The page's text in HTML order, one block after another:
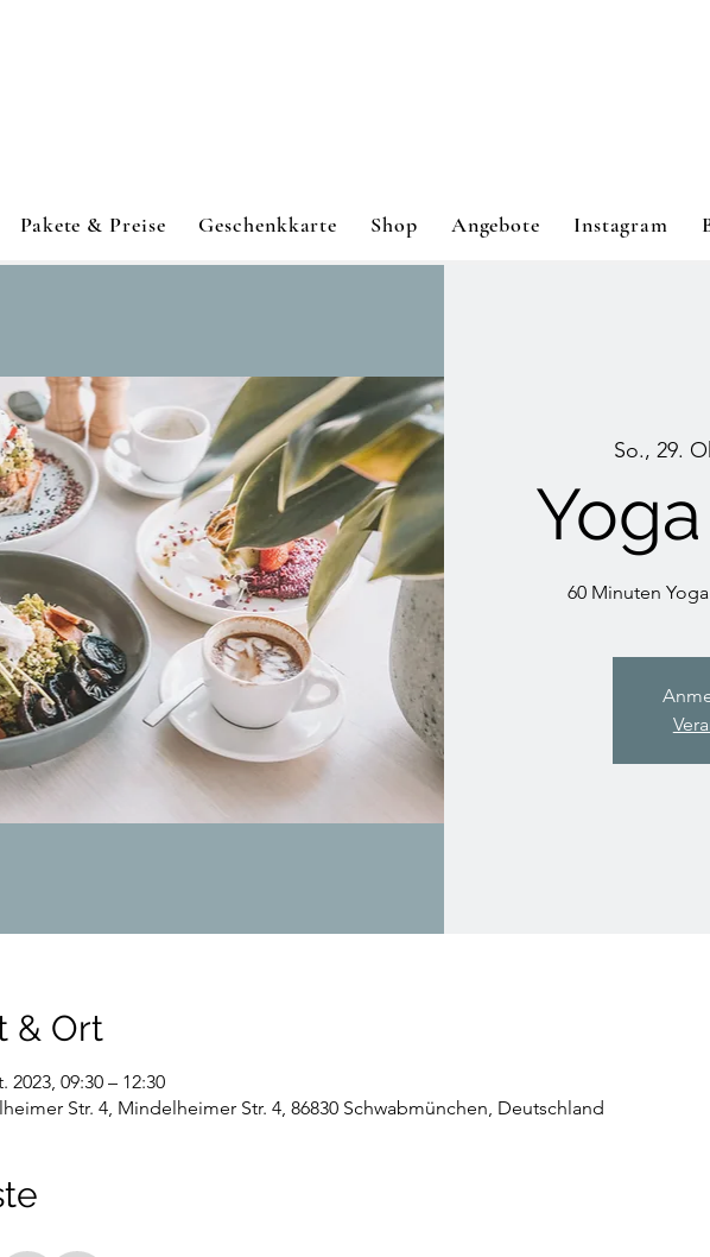
Pakete & Preise Geschenkkarte Shop Angebote Instagram
So., 29.
60 Minuten
& Ort
2023, 09:30 – 12:30
Str. 4, Mindelheimer Str. 4, 86830 Schwabmünchen, Deutschland